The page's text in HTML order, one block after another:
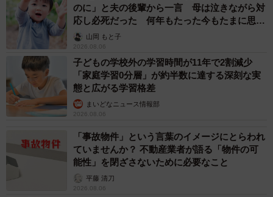
のに」と夫の後輩から一言 母は泣きながら対
応し必死だった 何年もたった今もたまに思い
出し…山岡 もと子
2026.08.06
子どもの学校外の学習時間が11年で2割減少
「家庭学習0分層」が約半数に達する深刻な実
態と広がる学習格差
まいどなニュース情報部
2026.08.06
「事故物件」という言葉のイメージにとらわれ
ていませんか？ 不動産業者が語る「物件の可
能性」を閉ざさないために必要なこと
平藤 清刀
2026.08.06